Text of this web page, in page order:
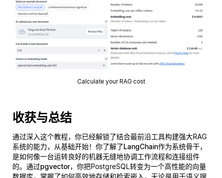
Calculate your RAG cost
收获与总结
通过深入这个教程，你已经解锁了结合最前沿工具构建强大RAG
系统的能力，从基础开始！你了解了LangChain作为系统骨干，
是如何像一台运转良好的机器无缝地协调工作流程和连接组件
的。通过pgvector，你把PostgreSQL转变为一个高性能的向量
数据库，掌握了如何高效地存储和检索嵌入，无论是用于语义搜